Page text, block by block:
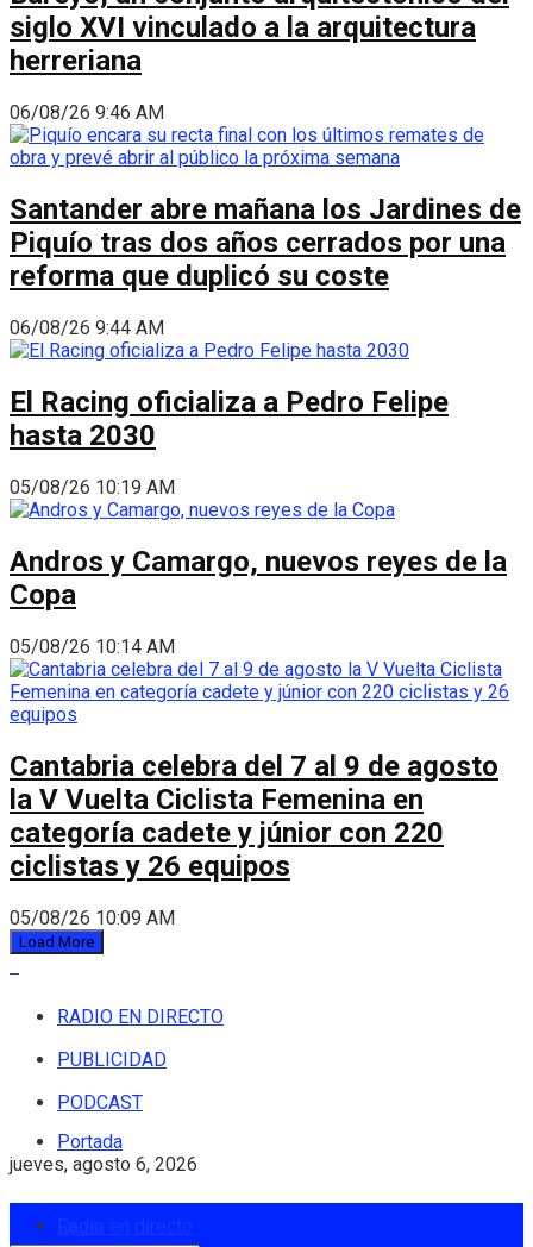
siglo XVI vinculado a la arquitectura
herreriana
06/08/26 9:46 AM
Santander abre mañana los Jardines de
Piquío tras dos años cerrados por una
reforma que duplicó su coste
06/08/26 9:44 AM
El Racing oficializa a Pedro Felipe
hasta 2030
05/08/26 10:19 AM
Andros y Camargo, nuevos reyes de la
Copa
05/08/26 10:14 AM
Cantabria celebra del 7 al 9 de agosto
la V Vuelta Ciclista Femenina en
categoría cadete y júnior con 220
ciclistas y 26 equipos
05/08/26 10:09 AM
Load More
RADIO EN DIRECTO
PUBLICIDAD
PODCAST
jueves, agosto 6, 2026
Portada